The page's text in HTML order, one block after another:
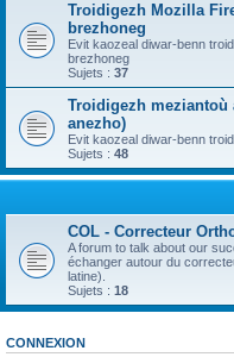
Troidigezh Mozilla
brezhoneg
Evit kaozeal diwar-benn
brezhoneg
Sujets : 37
Troidigezh
anezho)
Evit kaozeal diwar-benn
Sujets : 48
COL - Correcteur
A forum to talk about our
échanger autour du
latine).
Sujets : 18
CONNEXION